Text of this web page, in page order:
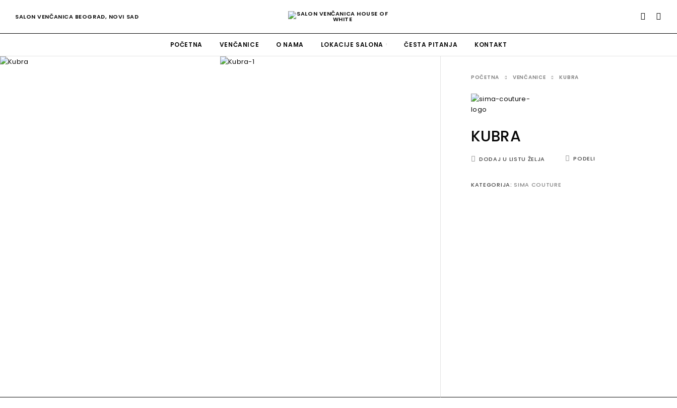
SALON VENČANICA BEOGRAD, NOVI SAD
POČETNA VENČANICE O NAMA LOKACIJE SALONA ČESTA PITANJA KONTAKT
POČETNA VENČANICE KUBRA
KUBRA
DODAJ U LISTU ŽELJA PODELI
KATEGORIJA: SIMA COUTURE